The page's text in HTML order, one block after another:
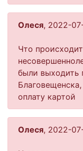
Олеся, 2022-
Что
были выходить
оплату картой
Олеся, 2022-